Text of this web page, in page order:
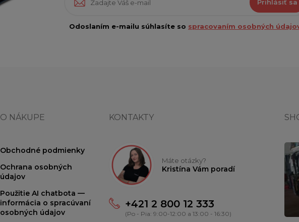
Prihlásiť sa
Odoslaním e-mailu súhlasíte so spracovaním osobných
O NÁKUPE
Obchodné podmienky
Ochrana osobných
údajov
Použitie AI chatbota —
informácia o spracúvaní
osobných údajov
KONTAKTY
Máte otázky?
Kristína Vám poradí
+421 2 800 12 333
(Po - Pia: 9:00-12:00 a 13:00 - 16:30)